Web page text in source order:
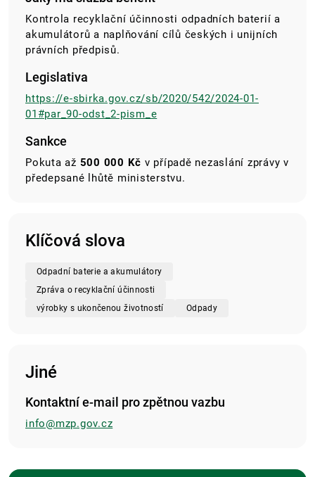
Kontrola recyklační účinnosti odpadních baterií a
akumulátorů a naplňování cílů českých i unijních
právních předpisů.
Legislativa
https://e-sbirka.gov.cz/sb/2020/542/2024-01-
01#par_90-odst_2-pism_e
Sankce
Pokuta až 500 000 Kč v případě nezaslání zprávy v
předepsané lhůtě ministerstvu.
Klíčová slova
Odpadní baterie a akumulátory
Zpráva o recyklační účinnosti
výrobky s ukončenou životností
Odpady
Jiné
Kontaktní e-mail pro zpětnou vazbu
info@mzp.gov.cz